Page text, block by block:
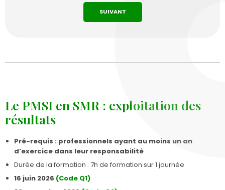
SUIVANT
Le PMSI en SMR : exploitation des
résultats
Pré-requis : professionnels ayant au moins un an
d’exercice dans leur responsabilité
Durée de la formation : 7h de formation sur 1 journée
16 juin 2026 (Code Q1)